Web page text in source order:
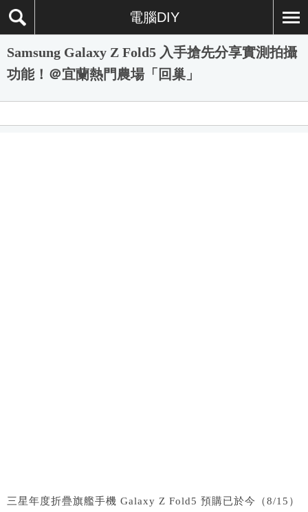
電腦DIY
Samsung Galaxy Z Fold5 入手搶先分享實測拍攝
功能！＠宜蘭熱門農場「回巢」
三星年度折疊旗艦手機 Galaxy Z Fold5 預購已於今（8/15）